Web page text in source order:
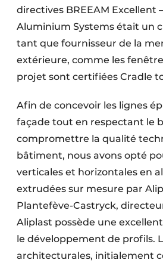
directives BREEAM Excellent
Aluminium Systems était un
tant que fournisseur de la
extérieure, comme les
projet sont certifiées Cradle
Afin de concevoir les lignes
façade tout en respectant le
compromettre la qualité
bâtiment, nous avons opté
verticales et horizontales en
extrudées sur mesure par
Plantefève-Castryck,
Aliplast possède une
le développement de profils.
architecturales, initialement